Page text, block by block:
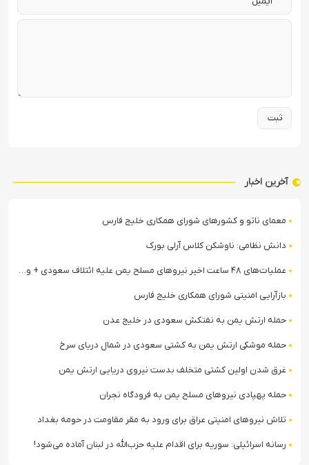
آخرین اخبار
معمای ناتو و کشورهای شورای همکاری خلیج فارس
دانش نظامی: ناوشکن کلاس آرلی بورک
عملیات‌های ۴۸ ساعت اخیر نیروهای مسلح یمن علیه ائتلاف سعودی + ویدیو
بازآرایی امنیتی شورای همکاری خلیج فارس
حمله ارتش یمن به نفتکش سعودی در خلیج عدن
حمله موشکی ارتش یمن به کشتی سعودی در شمال دریای سرخ
غرق شدن اولین کشتی متخلف بدست نیروی دریایی ارتش یمن
حمله پهپادی نیروهای مسلح یمن به فرودگاه نجران
تلاش نیروهای امنیتی عراق برای ورود به مقر مقاومت در حومه بغداد
رسانه اسرائیلی: سوریه برای اقدام علیه حزب‌الله در لبنان آماده می‌شود!